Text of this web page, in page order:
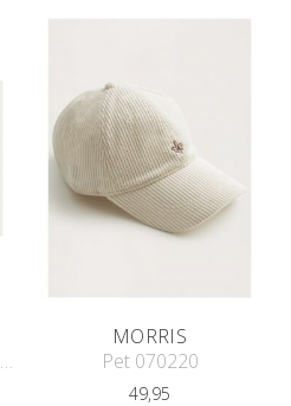
The Iconic Cotton Chino Cap
MORRIS
Pet 070220
49,95